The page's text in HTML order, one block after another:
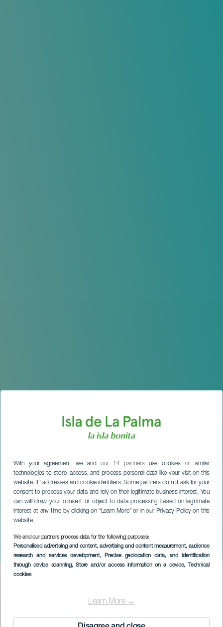
With your agreement, we andour 14 partnersuse cookies or similar
technologies to store, access, and process personal data like your visit on this
website, IP addresses and cookie identifiers. Some partners do not ask for your
consent to process your data and rely on their legitimate business interest. You
can withdraw your consent or object to data processing based on legitimate
interest at any time by clicking on “Learn More” or in our Privacy Policy on this
website.
We and our partners process data for the following purposes:
Personalised advertising and content, advertising and content measurement, audience
research and services development, Precise geolocation data, and identification
through device scanning, Store and/or access information on a device, Technical
cookies
Learn More →
Vertical de Puntagorda
LA PALMA
Imagen